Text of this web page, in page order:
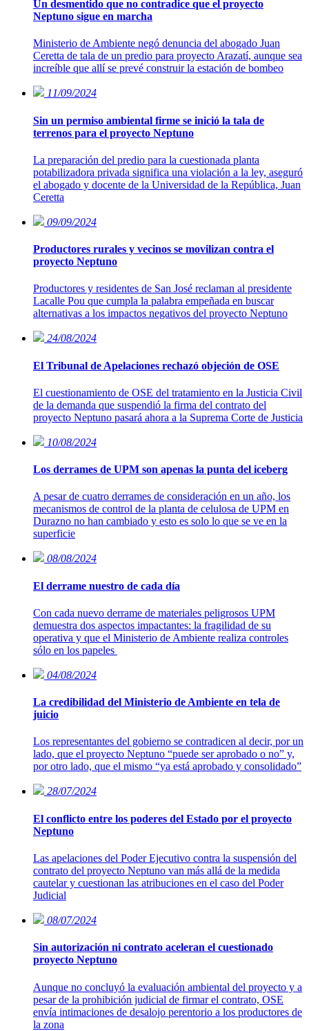
Un desmentido que no contradice que el proyecto
Neptuno sigue en marcha
Ministerio de Ambiente negó denuncia del abogado Juan
Ceretta de tala de un predio para proyecto Arazatí, aunque sea
increíble que allí se prevé construir la estación de bombeo
11/09/2024
Sin un permiso ambiental firme se inició la tala de
terrenos para el proyecto Neptuno
La preparación del predio para la cuestionada planta
potabilizadora privada significa una violación a la ley, aseguró
el abogado y docente de la Universidad de la República, Juan
Ceretta
09/09/2024
Productores rurales y vecinos se movilizan contra el
proyecto Neptuno
Productores y residentes de San José reclaman al presidente
Lacalle Pou que cumpla la palabra empeñada en buscar
alternativas a los impactos negativos del proyecto Neptuno
24/08/2024
El Tribunal de Apelaciones rechazó objeción de OSE
El cuestionamiento de OSE del tratamiento en la Justicia Civil
de la demanda que suspendió la firma del contrato del
proyecto Neptuno pasará ahora a la Suprema Corte de Justicia
10/08/2024
Los derrames de UPM son apenas la punta del iceberg
A pesar de cuatro derrames de consideración en un año, los
mecanismos de control de la planta de celulosa de UPM en
Durazno no han cambiado y esto es solo lo que se ve en la
superficie
08/08/2024
El derrame nuestro de cada día
Con cada nuevo derrame de materiales peligrosos UPM
demuestra dos aspectos impactantes: la fragilidad de su
operativa y que el Ministerio de Ambiente realiza controles
sólo en los papeles
04/08/2024
La credibilidad del Ministerio de Ambiente en tela de
juicio
Los representantes del gobierno se contradicen al decir, por un
lado, que el proyecto Neptuno “puede ser aprobado o no” y,
por otro lado, que el mismo “ya está aprobado y consolidado”
28/07/2024
El conflicto entre los poderes del Estado por el proyecto
Neptuno
Las apelaciones del Poder Ejecutivo contra la suspensión del
contrato del proyecto Neptuno van más allá de la medida
cautelar y cuestionan las atribuciones en el caso del Poder
Judicial
08/07/2024
Sin autorización ni contrato aceleran el cuestionado
proyecto Neptuno
Aunque no concluyó la evaluación ambiental del proyecto y a
pesar de la prohibición judicial de firmar el contrato, OSE
envía intimaciones de desalojo perentorio a los productores de
la zona